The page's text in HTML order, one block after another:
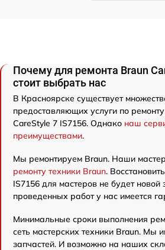
Почему для ремонта Braun
стоит выбрать нас
В Красноярске существует
предоставляющих услуги по
CareStyle 7 IS7156. Однако наш
преимуществами.
Мы ремонтируем Braun. Наши
ремонту техники Braun.
IS7156 для мастеров не будет
проведенных работ у нас имеется
Минимальные сроки выполнения
сеть мастерских техники Braun. Мы
запчастей. И возможно на наших